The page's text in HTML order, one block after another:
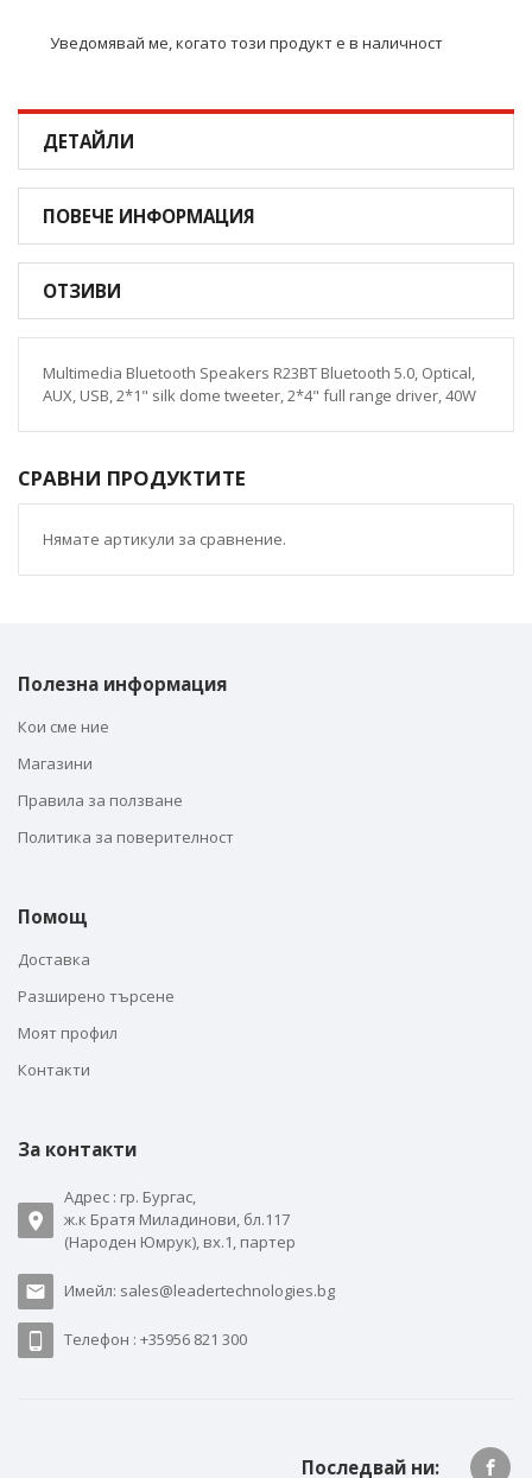
Уведомявай ме, когато този продукт е в наличност
ДЕТАЙЛИ
ПОВЕЧЕ ИНФОРМАЦИЯ
ОТЗИВИ
Multimedia Bluetooth Speakers R23BT Bluetooth 5.0, Optical,
AUX, USB, 2*1" silk dome tweeter, 2*4" full range driver, 40W
СРАВНИ ПРОДУКТИТЕ
Нямате артикули за сравнение.
Полезна информация
Кои сме ние
Магазини
Правила за ползване
Политика за поверителност
Помощ
Доставка
Разширено търсене
Моят профил
Контакти
За контакти
Адрес : гр. Бургас,
ж.к Братя Миладинови, бл.117
(Народен Юмрук), вх.1, партер
Имейл: sales@leadertechnologies.bg
Телефон : +35956 821 300
Последвай ни: